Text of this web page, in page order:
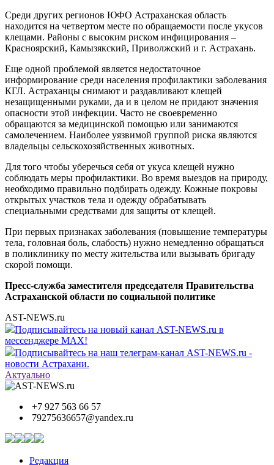
Среди других регионов ЮФО Астраханская область
находится на четвертом месте по обращаемости после укусов
клещами. Районы с высоким риском инфицирования –
Красноярский, Камызякский, Приволжский и г. Астрахань.
Еще одной проблемой является недостаточное
информирование среди населения профилактики заболевания
КГЛ. Астраханцы снимают и раздавливают клещей
незащищенными руками, да и в целом не придают значения
опасности этой инфекции. Часто не своевременно
обращаются за медицинской помощью или занимаются
самолечением. Наиболее уязвимой группой риска являются
владельцы сельскохозяйственных животных.
Для того чтобы уберечься себя от укуса клещей нужно
соблюдать меры профилактики. Во время выездов на природу,
необходимо правильно подбирать одежду. Кожные покровы
открытых участков тела и одежду обрабатывать
специальными средствами для защиты от клещей.
При первых признаках заболевания (повышение температуры
тела, головная боль, слабость) нужно немедленно обращаться
в поликлинику по месту жительства или вызывать бригаду
скорой помощи.
Пресс-служба заместителя председателя Правительства
Астраханской области по социальной политике
AST-NEWS.ru
Подписывайтесь на новый канал AST-NEWS.ru в
мессенджере MAX!
Подписывайтесь на наш телеграм-канал AST-NEWS.ru -
новости Астрахани.
Актуально
+7 927 563 66 57
79275636657@yandex.ru
Редакция